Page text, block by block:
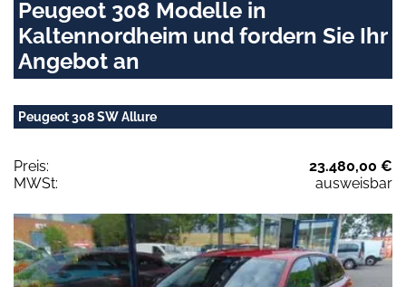
Peugeot 308 Modelle in
Kaltennordheim und fordern Sie Ihr
Angebot an
Peugeot 308 SW Allure
Preis:
23.480,00 €
MWSt:
ausweisbar